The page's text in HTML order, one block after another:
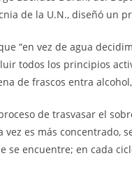
de la U.N., diseñó un
“en vez de agua
todos los principios
de frascos entra
de trasvasar el
vez es más
se encuentre; en cada